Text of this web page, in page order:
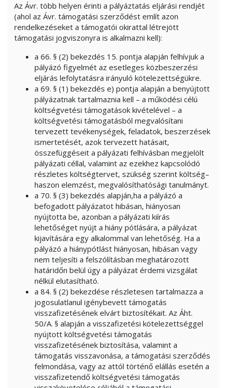
Az Ávr. több helyen érinti a pályáztatás eljárási rendjét
(ahol az Ávr. támogatási szerződést említ azon
rendelkezéseket a támogatói okirattal létrejött
támogatási jogviszonyra is alkalmazni kell):
a 66. § (2) bekezdés 15. pontja alapján felhívjuk a
pályázó figyelmét az esetleges közbeszerzési
eljárás lefolytatásra irányuló kötelezettségükre.
a 69. § (1) bekezdés e) pontja alapján a benyújtott
pályázatnak tartalmaznia kell – a működési célú
költségvetési támogatások kivételével – a
költségvetési támogatásból megvalósítani
tervezett tevékenységek, feladatok, beszerzések
ismertetését, azok tervezett hatásait,
összefüggéseit a pályázati felhívásban megjelölt
pályázati céllal, valamint az ezekhez kapcsolódó
részletes költségtervet, szükség szerint költség–
haszon elemzést, megvalósíthatósági tanulmányt.
a 70. § (3) bekezdés alapján,ha a pályázó a
befogadott pályázatot hibásan, hiányosan
nyújtotta be, azonban a pályázati kiírás
lehetőséget nyújt a hiány pótlására, a pályázat
kijavítására egy alkalommal van lehetőség. Ha a
pályázó a hiánypótlást hiányosan, hibásan vagy
nem teljesíti a felszólításban meghatározott
határidőn belül úgy a pályázat érdemi vizsgálat
nélkül elutasítható.
a 84. § (2) bekezdése részletesen tartalmazza a
jogosulatlanul igénybevett támogatás
visszafizetésének elvárt biztosítékait. Az Áht.
50/A. § alapján a visszafizetési kötelezettséggel
nyújtott költségvetési támogatás
visszafizetésének biztosítása, valamint a
támogatás visszavonása, a támogatási szerződés
felmondása, vagy az attól történő elállás esetén a
visszafizetendő költségvetési támogatás